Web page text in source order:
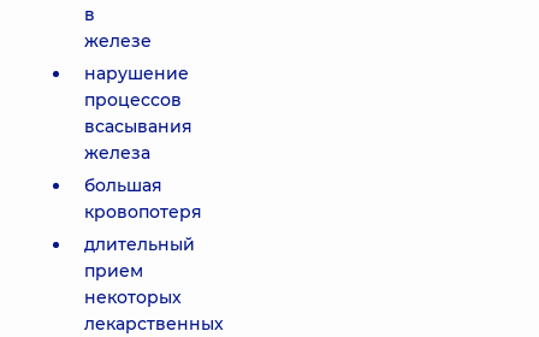
в
железе
нарушение
процессов
всасывания
железа
большая
кровопотеря
длительный
прием
некоторых
лекарственных